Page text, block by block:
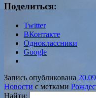
Поделиться:
Twitter
ВКонтакте
Одноклассники
Google
Запись опубликована
Новости с метками
Найти: